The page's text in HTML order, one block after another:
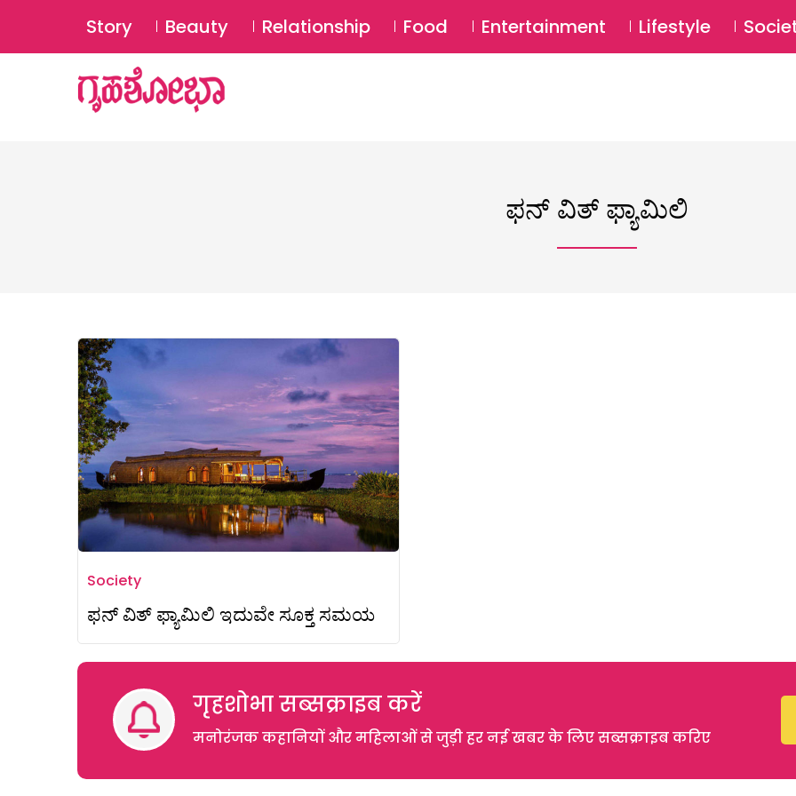
Story Beauty Relationship Food Entertainment Lifestyle
ಫನ್ ವಿತ್ ಫ್ಯಾಮಿಲಿ
Society
ಫನ್‌ ವಿತ್‌ ಫ್ಯಾಮಿಲಿ ಇದುವೇ ಸೂಕ್ತ ಸಮಯ
गृहशोभा सब्सक्राइब करें
मनोरंजक कहानियों और महिलाओं से जुड़ी हर नई खबर के लिए सब्सक्राइब करिए